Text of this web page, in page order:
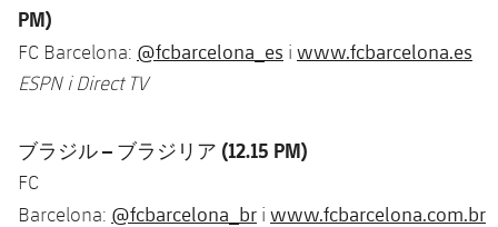
PM)
FC Barcelona: @fcbarcelona_es i www.fcbarcelona.es
ESPN i Direct TV
ブラジル – ブラジリア (12.15 PM)
FC
Barcelona: @fcbarcelona_br i www.fcbarcelona.com.br